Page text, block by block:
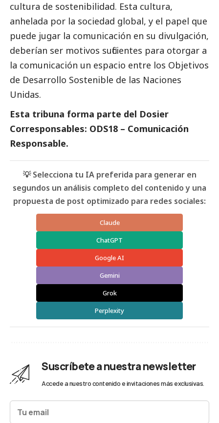
cultura de sostenibilidad. Esta cultura,
anhelada por la sociedad global, y el papel que
puede jugar la comunicación en su divulgación,
deberían ser motivos suficientes para otorgar a
la comunicación un espacio entre los Objetivos
de Desarrollo Sostenible de las Naciones
Unidas.
Esta tribuna forma parte del Dosier
Corresponsables: ODS18 – Comunicación
Responsable.
💡 Selecciona tu IA preferida para generar en
segundos un análisis completo del contenido y una
propuesta de post optimizado para redes sociales:
Claude
ChatGPT
Google AI
Gemini
Grok
Perplexity
Suscríbete a nuestra newsletter
Accede a nuestro contenido e invitaciones más exclusivas.